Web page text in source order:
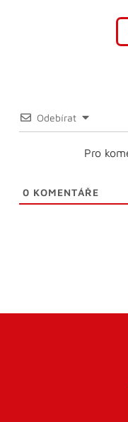
Odebírat
Pro
0 KOMENTÁŘE